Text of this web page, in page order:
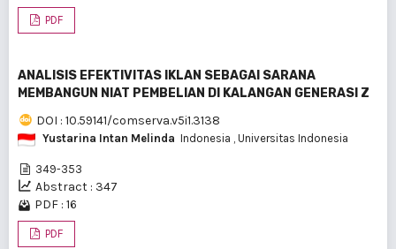
PDF
ANALISIS EFEKTIVITAS IKLAN SEBAGAI SARANA
MEMBANGUN NIAT PEMBELIAN DI KALANGAN GENERASI Z
DOI : 10.59141/comserva.v5i1.3138
Yustarina Intan Melinda Indonesia , Universitas Indonesia
349-353
Abstract : 347
PDF : 16
PDF